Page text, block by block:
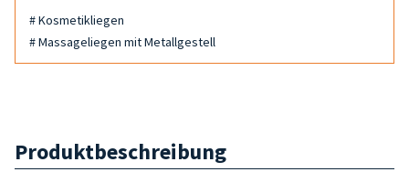
# Kosmetikliegen
# Massageliegen mit Metallgestell
Produktbeschreibung